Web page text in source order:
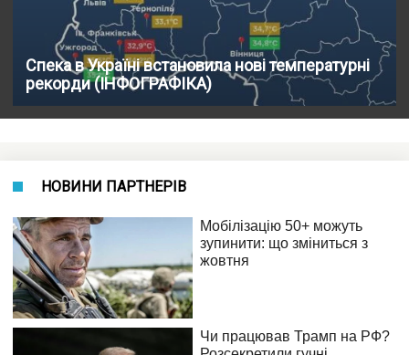
Спека в Україні встановила нові температурні
рекорди (ІНФОГРАФІКА)
НОВИНИ ПАРТНЕРІВ